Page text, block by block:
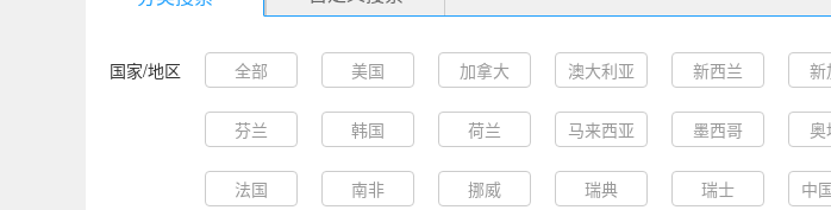
国家/地区 全部 美国 加拿大 澳大利亚 新西兰 新
芬兰 韩国 荷兰 马来西亚 墨西哥 奥
法国 南非 挪威 瑞典 瑞士 中